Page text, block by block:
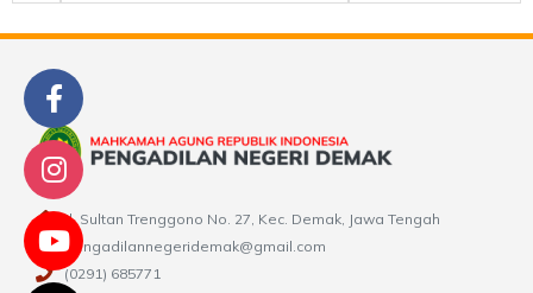
Jl. Sultan Trenggono No. 27, Kec. Demak, Jawa Tengah
pengadilannegeridemak@gmail.com
(0291) 685771